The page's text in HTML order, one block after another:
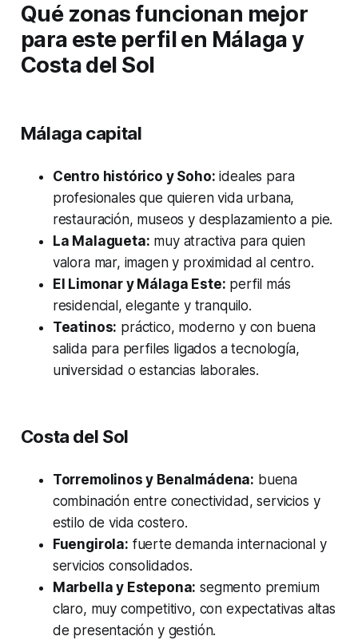
Qué zonas funcionan mejor
para este perfil en Málaga y
Costa del Sol
Málaga capital
Centro histórico y Soho: ideales para
profesionales que quieren vida urbana,
restauración, museos y desplazamiento a pie.
La Malagueta: muy atractiva para quien
valora mar, imagen y proximidad al centro.
El Limonar y Málaga Este: perfil más
residencial, elegante y tranquilo.
Teatinos: práctico, moderno y con buena
salida para perfiles ligados a tecnología,
universidad o estancias laborales.
Costa del Sol
Torremolinos y Benalmádena: buena
combinación entre conectividad, servicios y
estilo de vida costero.
Fuengirola: fuerte demanda internacional y
servicios consolidados.
Marbella y Estepona: segmento premium
claro, muy competitivo, con expectativas altas
de presentación y gestión.